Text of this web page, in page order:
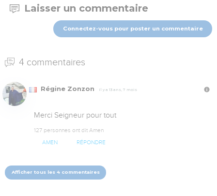
Laisser un commentaire
Connectez-vous pour poster un commentaire
4 commentaires
Régine Zonzon Il y a 13 ans, 7 mois
Merci Seigneur pour tout
127 personnes ont dit Amen
AMEN RÉPONDRE
Afficher tous les 4 commentaires